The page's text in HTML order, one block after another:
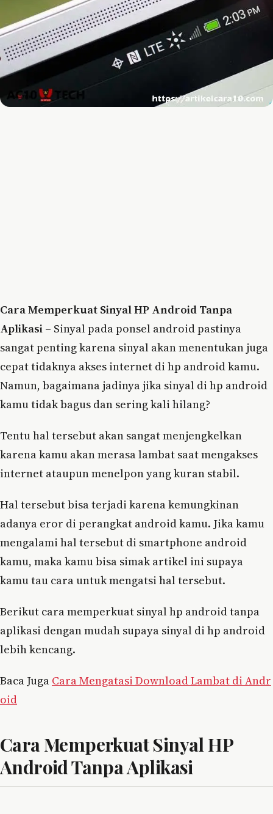
Cara Memperkuat Sinyal HP Android Tanpa
Aplikasi – Sinyal pada ponsel android pastinya
sangat penting karena sinyal akan menentukan juga
cepat tidaknya akses internet di hp android kamu.
Namun, bagaimana jadinya jika sinyal di hp android
kamu tidak bagus dan sering kali hilang?
Tentu hal tersebut akan sangat menjengkelkan
karena kamu akan merasa lambat saat mengakses
internet ataupun menelpon yang kuran stabil.
Hal tersebut bisa terjadi karena kemungkinan
adanya eror di perangkat android kamu. Jika kamu
mengalami hal tersebut di smartphone android
kamu, maka kamu bisa simak artikel ini supaya
kamu tau cara untuk mengatsi hal tersebut.
Berikut cara memperkuat sinyal hp android tanpa
aplikasi dengan mudah supaya sinyal di hp android
lebih kencang.
Baca Juga Cara Mengatasi Download Lambat di Andr
oid
Cara Memperkuat Sinyal HP
Android Tanpa Aplikasi